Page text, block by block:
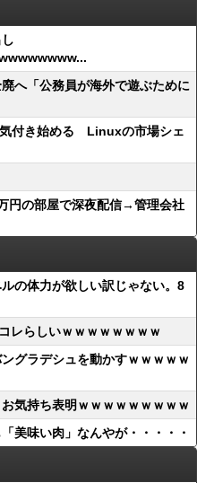
へ「公務員が海外で遊ぶために
付き始める Linuxの市場シェ
円の部屋で深夜配信→管理会社
の体力が欲しい訳じゃない。8
レらしいｗｗｗｗｗｗｗｗ
グラデシュを動かすｗｗｗｗｗ
気持ち表明ｗｗｗｗｗｗｗｗｗ
美味い肉」なんやが・・・・・